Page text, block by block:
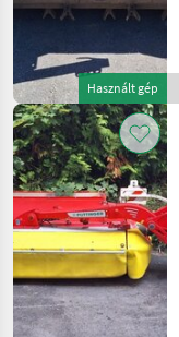
Használt gép